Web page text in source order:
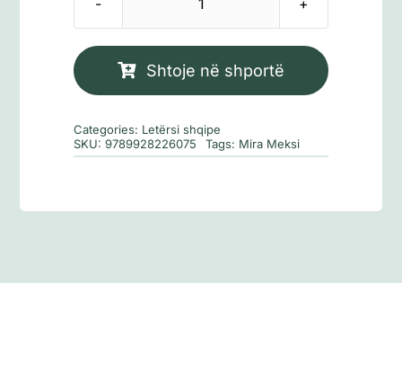
Sasi
në
Shtoje në shportë
Categories: Letërsi shqipe
SKU:9789928226075 Tags: Mira Meksi